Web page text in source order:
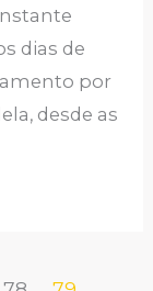
dias de
por
desde as